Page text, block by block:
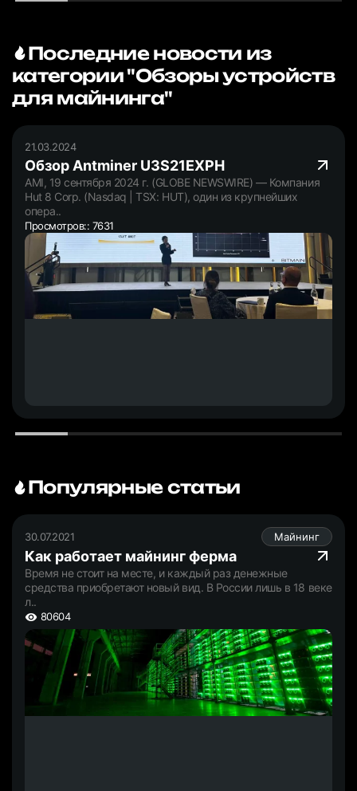
Последние новости из
категории "Обзоры устройств
для майнинга"
21.03.2024
Обзор Antminer U3S21EXPH
AMI, 19 сентября 2024 г. (GLOBE NEWSWIRE) — Компания
Hut 8 Corp. (Nasdaq | TSX: HUT), один из крупнейших
опера..
Просмотров:: 7631
Популярные статьи
30.07.2021 Майнинг
Как работает майнинг ферма
Время не стоит на месте, и каждый раз денежные
средства приобретают новый вид. В России лишь в 18 веке
л..
80604